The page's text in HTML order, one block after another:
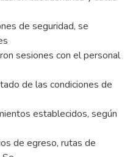
de seguridad, se
sesiones con el personal
de las condiciones de
establecidos, según
de egreso, rutas de